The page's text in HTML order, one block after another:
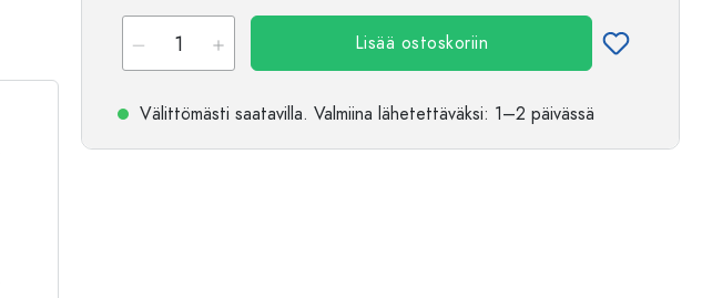
Lisää ostoskoriin
Välittömästi saatavilla. Valmiina lähetettäväksi: 1–2 päivässä